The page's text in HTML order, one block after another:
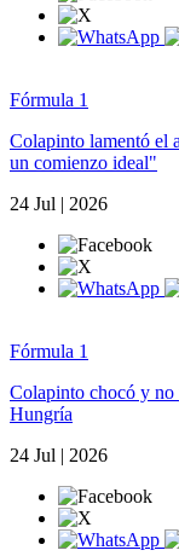
Fórmula 1
Colapinto lamentó el
un comienzo ideal"
24 Jul | 2026
Fórmula 1
Colapinto chocó y no
Hungría
24 Jul | 2026